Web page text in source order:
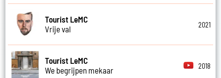
Tourist LeMC
Vrije val
2021
Tourist LeMC
We begrijpen mekaar
2018